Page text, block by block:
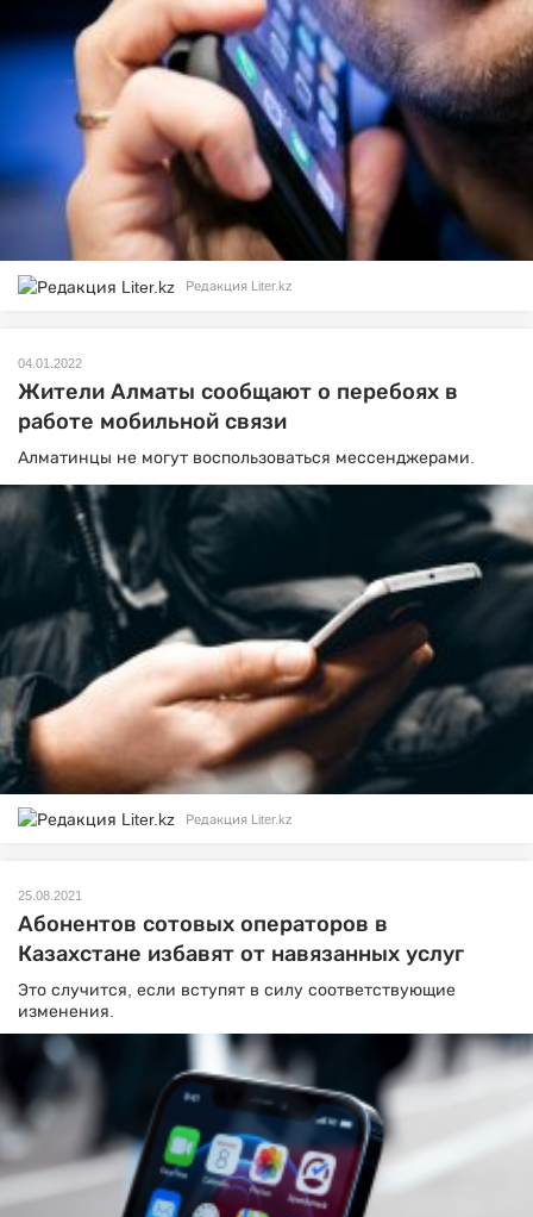
Редакция Liter.kz
04.01.2022
Жители Алматы сообщают о перебоях в
работе мобильной связи
Алматинцы не могут воспользоваться мессенджерами.
Редакция Liter.kz
25.08.2021
Абонентов сотовых операторов в
Казахстане избавят от навязанных услуг
Это случится, если вступят в силу соответствующие
изменения.